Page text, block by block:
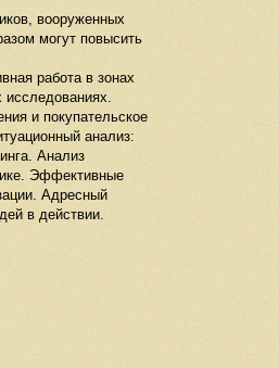
вооруженных
могут повысить
работа в зонах
исследованиях.
и покупательское
анализ:
Анализ
Эффективные
Адресный
в действии.